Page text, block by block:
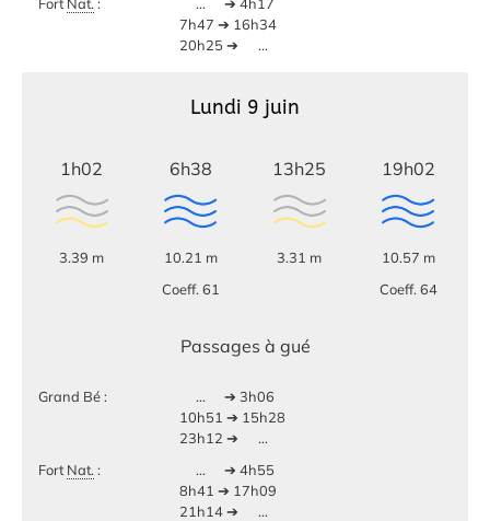
7h47 ➔ 16h34
20h25 ➔
...
Lundi 9 juin
1h02
3.39 m
6h38
10.21 m
Coeff. 61
13h25
3.31 m
19h02
10.57 m
Coeff. 64
Passages à gué
Grand Bé : ...
➔ 3h06
10h51 ➔ 15h28
23h12 ➔
...
Fort Nat. : ...
➔ 4h55
8h41 ➔ 17h09
21h14 ➔
...